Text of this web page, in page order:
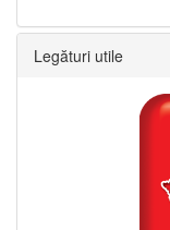
Legături utile